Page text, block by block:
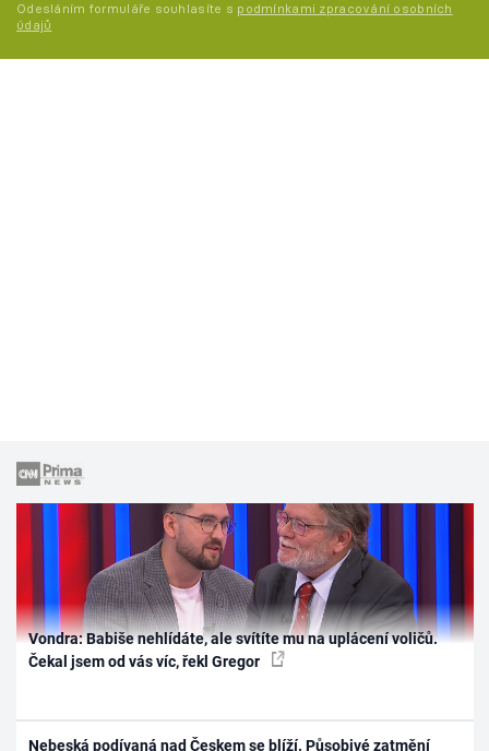
Odesláním formuláře souhlasíte s podmínkami zpracování osobních
údajů
Vondra: Babiše nehlídáte, ale svítíte mu na uplácení voličů.
Čekal jsem od vás víc, řekl Gregor
Nebeská podívaná nad Českem se blíží. Působivé zatmění